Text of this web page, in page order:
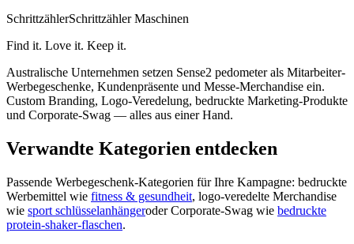
SchrittzählerSchrittzähler Maschinen
Find it. Love it. Keep it.
Australische Unternehmen setzen Sense2 pedometer als Mitarbeiter-
Werbegeschenke, Kundenpräsente und Messe-Merchandise ein.
Custom Branding, Logo-Veredelung, bedruckte Marketing-Produkte
und Corporate-Swag — alles aus einer Hand.
Verwandte Kategorien entdecken
Passende Werbegeschenk-Kategorien für Ihre Kampagne: bedruckte
Werbemittel wie fitness & gesundheit, logo-veredelte Merchandise
wie sport schlüsselanhängeroder Corporate-Swag wie bedruckte
protein-shaker-flaschen.